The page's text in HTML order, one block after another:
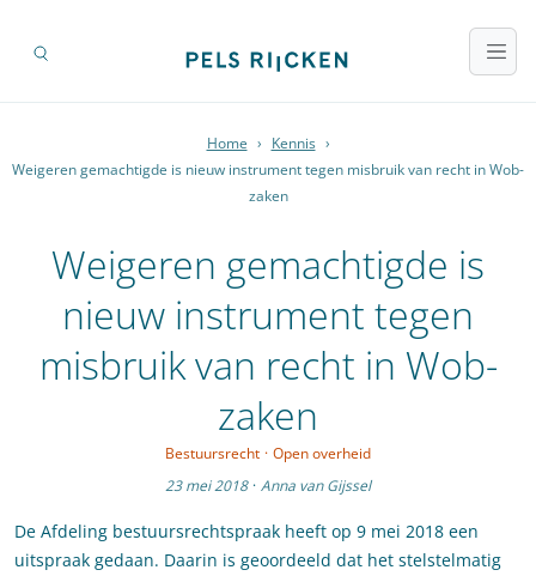
Home › Kennis ›
Weigeren gemachtigde is nieuw instrument tegen misbruik van recht in Wob-
zaken
Weigeren gemachtigde is
nieuw instrument tegen
misbruik van recht in Wob-
zaken
Bestuursrecht · Open overheid
23 mei 2018 · Anna van Gijssel
De Afdeling bestuursrechtspraak heeft op 9 mei 2018 een
uitspraak gedaan. Daarin is geoordeeld dat het stelstelmatig